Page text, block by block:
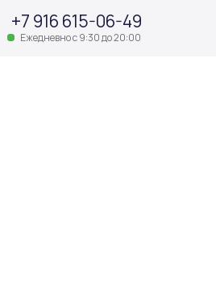
+7 916 615-06-49
Ежедневно с 9:30 до 20:00